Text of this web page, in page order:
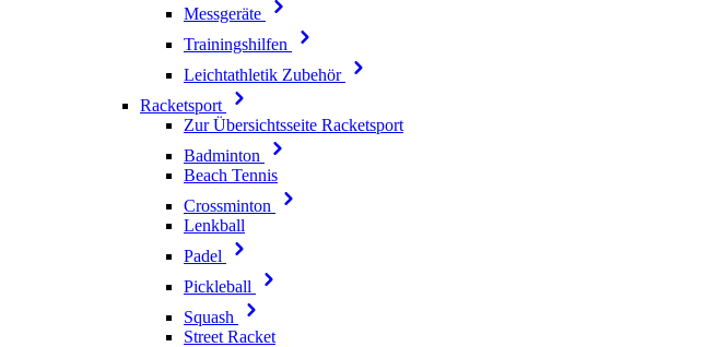
Messgeräte
Trainingshilfen
Leichtathletik Zubehör
Racketsport
Zur Übersichtsseite Racketsport
Badminton
Beach Tennis
Crossminton
Lenkball
Padel
Pickleball
Squash
Street Racket